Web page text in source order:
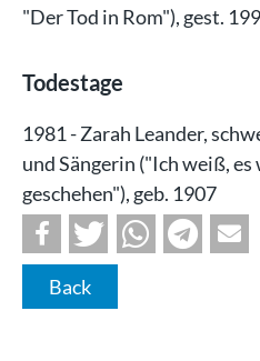
"Der Tod in Rom"), gest.
Todestage
1981 - Zarah Leander,
und Sängerin ("Ich weiß,
geschehen"), geb. 1907
Back